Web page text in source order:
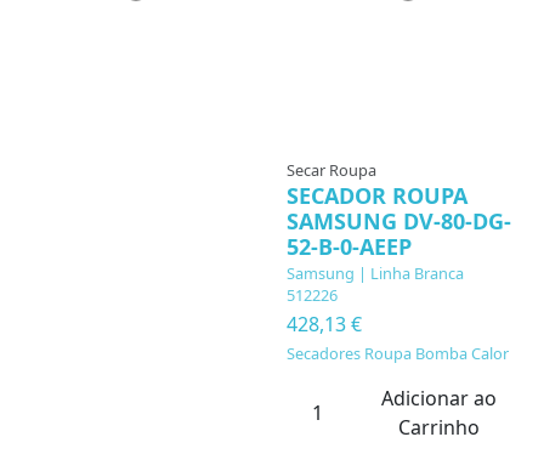
Secar Roupa
SECADOR ROUPA
SAMSUNG DV-80-DG-
52-B-0-AEEP
Samsung | Linha Branca
512226
428,13 €
Secadores Roupa Bomba Calor
Adicionar ao
Carrinho